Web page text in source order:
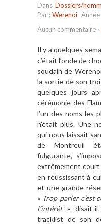
Dans Dossiers/
Par :Werenoi Année
Aucun commentaire -
Il y a quelques
c’était l’onde de
soudain de
la sortie de son
quelques jours
cérémonie des
l’un des noms les
n’était plus. Une
qui nous laissait
de Montreuil
fulgurante,
extrêmement
en réussissant à
et une grande
« Trop parler c’est
l’intérêt» disait-il
tracklist de son